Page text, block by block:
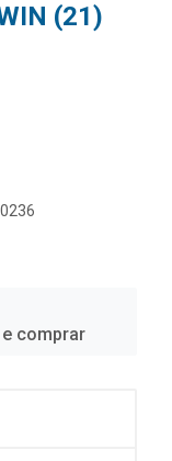
(21)
comprar